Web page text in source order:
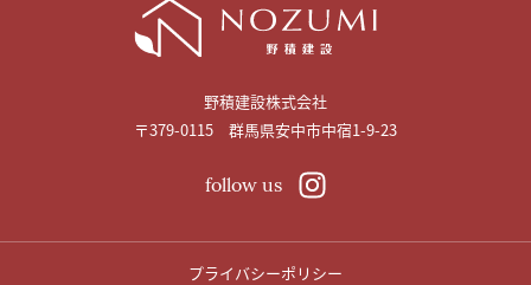
野積建設株式会社
〒379-0115 群馬県安中市中宿1-9-23
follow us
プライバシーポリシー